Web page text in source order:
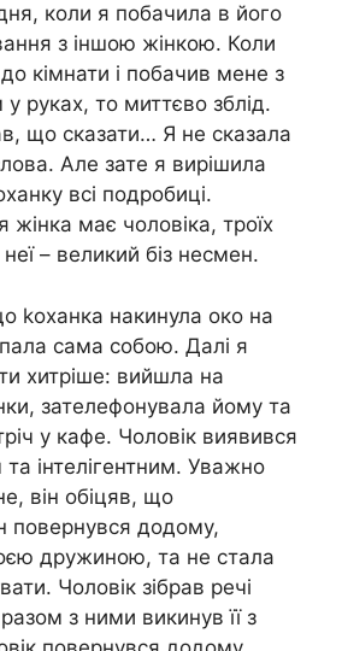
коли я побачила в його
з іншою жінкою. Коли
кімнати і побачив мене з
руках, то миттєво зблід.
що сказати… Я не сказала
Але зате я вирішила
всі подробиці.
жінка має чоловіка, троїх
– великий біз несмен.
kоханка накинула око на
сама собою. Далі я
хитріше: вийшла на
зателефонувала йому та
у кафе. Чоловік виявився
інтелігентним. Уважно
він обіцяв, що
повернувся додому,
дружиною, та не стала
Чоловік зібрав речі
з ними викинув її з